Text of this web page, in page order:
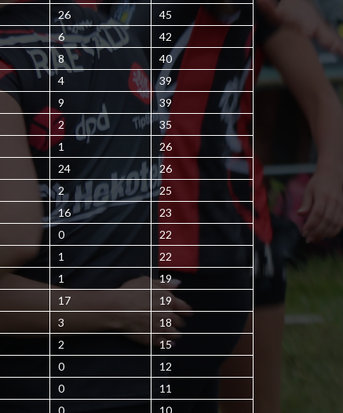
26
45
6
42
8
40
4
39
9
39
2
35
1
26
24
26
2
25
16
23
0
22
1
22
1
19
17
19
3
18
2
15
0
12
0
11
0 10